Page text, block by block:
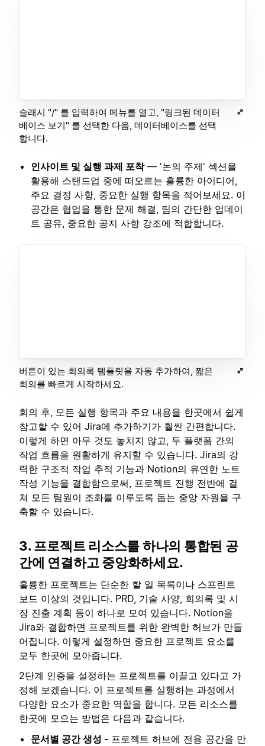
슬래시 "/" 를 입력하여 메뉴를 열고, "링크된 데이터
베이스 보기" 를 선택한 다음, 데이터베이스를 선택
합니다.
인사이트 및 실행 과제 포착— '논의 주제' 섹션을
활용해 스탠드업 중에 떠오르는 훌륭한 아이디어,
주요 결정 사항, 중요한 실행 항목을 적어보세요. 이
공간은 협업을 통한 문제 해결, 팀의 간단한 업데이
트 공유, 중요한 공지 사항 강조에 적합합니다.
버튼이 있는 회의록 템플릿을 자동 추가하여, 짧은
회의를 빠르게 시작하세요.
회의 후, 모든 실행 항목과 주요 내용을 한곳에서 쉽게
참고할 수 있어 Jira에 추가하기가 훨씬 간편합니다.
이렇게 하면 아무 것도 놓치지 않고, 두 플랫폼 간의
작업 흐름을 원활하게 유지할 수 있습니다. Jira의 강
력한 구조적 작업 추적 기능과 Notion의 유연한 노트
작성 기능을 결합함으로써, 프로젝트 진행 전반에 걸
쳐 모든 팀원이 조화를 이루도록 돕는 중앙 자원을 구
축할 수 있습니다.
3. 프로젝트 리소스를 하나의 통합된 공
간에 연결하고 중앙화하세요.
훌륭한 프로젝트는 단순한 할 일 목록이나 스프린트
보드 이상의 것입니다. PRD, 기술 사양, 회의록 및 시
장 진출 계획 등이 하나로 모여 있습니다. Notion을
Jira와 결합하면 프로젝트를 위한 완벽한 허브가 만들
어집니다. 이렇게 설정하면 중요한 프로젝트 요소를
모두 한곳에 모아줍니다.
2단계 인증을 설정하는 프로젝트를 이끌고 있다고 가
정해 보겠습니다. 이 프로젝트를 실행하는 과정에서
다양한 요소가 중요한 역할을 합니다. 모든 리소스를
한곳에 모으는 방법은 다음과 같습니다.
문서별 공간 생성 - 프로젝트 허브에 전용 공간을 만